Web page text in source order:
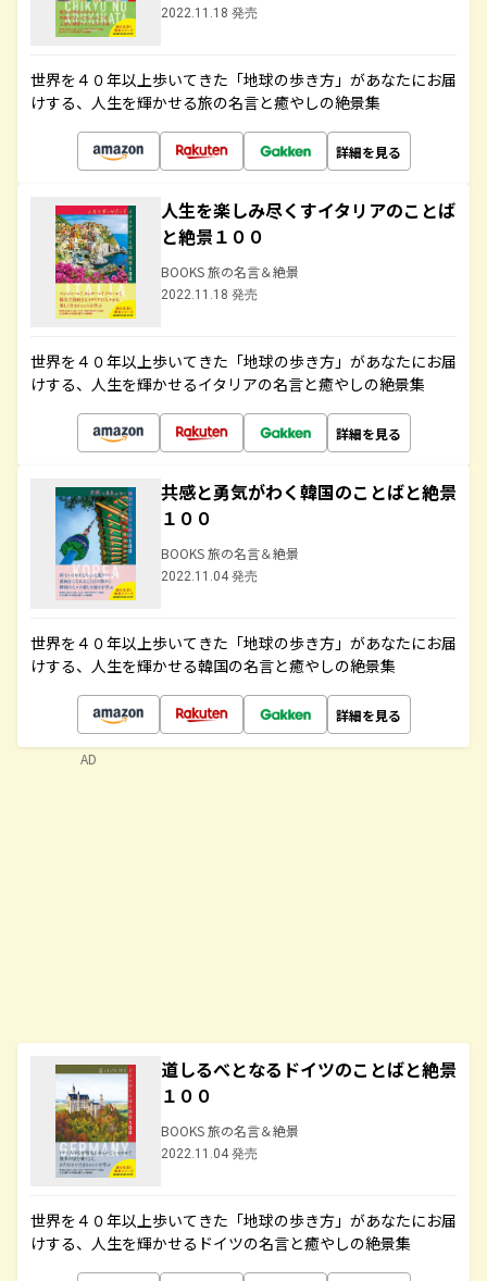
2022.11.18 発売
世界を４０年以上歩いてきた「地球の歩き方」があなたにお届
けする、人生を輝かせる旅の名言と癒やしの絶景集
詳細を見る
人生を楽しみ尽くすイタリアのことば
と絶景１００
BOOKS 旅の名言＆絶景
2022.11.18 発売
世界を４０年以上歩いてきた「地球の歩き方」があなたにお届
けする、人生を輝かせるイタリアの名言と癒やしの絶景集
詳細を見る
共感と勇気がわく韓国のことばと絶景
１００
BOOKS 旅の名言＆絶景
2022.11.04 発売
世界を４０年以上歩いてきた「地球の歩き方」があなたにお届
けする、人生を輝かせる韓国の名言と癒やしの絶景集
詳細を見る
道しるべとなるドイツのことばと絶景
１００
BOOKS 旅の名言＆絶景
2022.11.04 発売
世界を４０年以上歩いてきた「地球の歩き方」があなたにお届
けする、人生を輝かせるドイツの名言と癒やしの絶景集
AD